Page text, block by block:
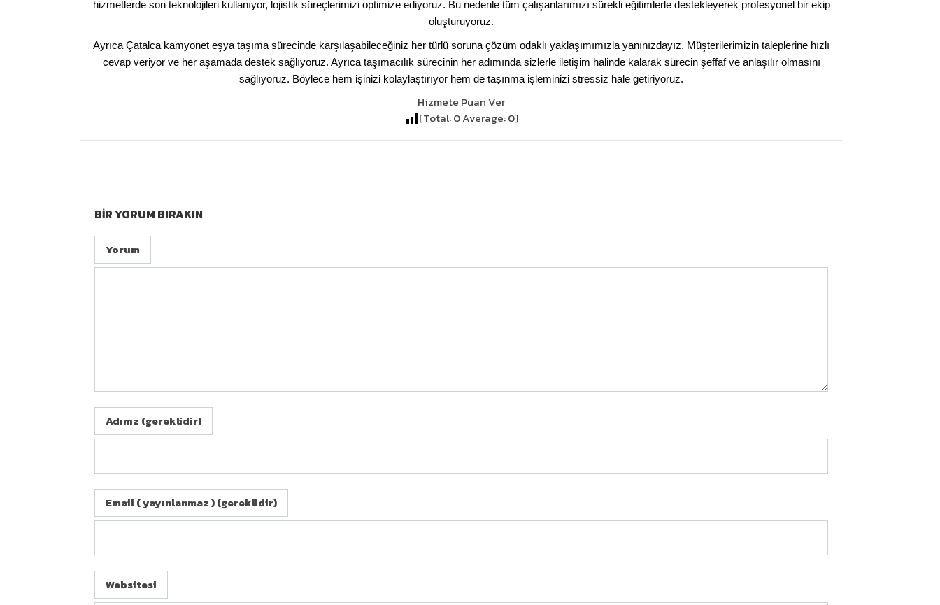
hizmetlerde son teknolojileri kullanıyor, lojistik süreçlerimizi optimize ediyoruz. Bu nedenle tüm çalışanlarımızı sürekli eğitimlerle destekleyerek profesyonel bir ekip
oluşturuyoruz.
Ayrıca Çatalca kamyonet eşya taşıma sürecinde karşılaşabileceğiniz her türlü soruna çözüm odaklı yaklaşımımızla yanınızdayız. Müşterilerimizin taleplerine hızlı
cevap veriyor ve her aşamada destek sağlıyoruz. Ayrıca taşımacılık sürecinin her adımında sizlerle iletişim halinde kalarak sürecin şeffaf ve anlaşılır olmasını
sağlıyoruz. Böylece hem işinizi kolaylaştırıyor hem de taşınma işleminizi stressiz hale getiriyoruz.
Hizmete Puan Ver
[Total:0Average:0]
BIR YORUM BIRAKIN
Yorum
Adınız (gereklidir)
Email ( yayınlanmaz ) (gereklidir)
Websitesi
BIZE ULAŞIN